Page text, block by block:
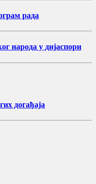
рада
народа у дијаспори
догађаја